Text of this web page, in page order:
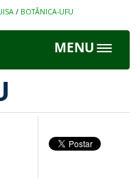
/ BOTÂNICA-UFU
MENU
Toggle